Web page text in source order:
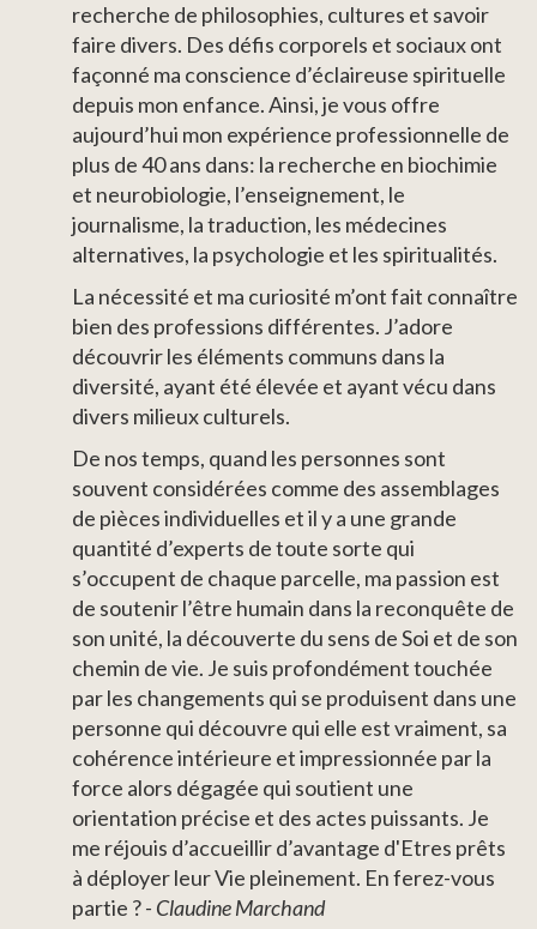
recherche de philosophies, cultures et savoir
faire divers. Des défis corporels et sociaux ont
façonné ma conscience d’éclaireuse spirituelle
depuis mon enfance. Ainsi, je vous offre
aujourd’hui mon expérience professionnelle de
plus de 40 ans dans: la recherche en biochimie
et neurobiologie, l’enseignement, le
journalisme, la traduction, les médecines
alternatives, la psychologie et les spiritualités.
La nécessité et ma curiosité m’ont fait connaître
bien des professions différentes. J’adore
découvrir les éléments communs dans la
diversité, ayant été élevée et ayant vécu dans
divers milieux culturels.
De nos temps, quand les personnes sont
souvent considérées comme des assemblages
de pièces individuelles et il y a une grande
quantité d’experts de toute sorte qui
s’occupent de chaque parcelle, ma passion est
de soutenir l’être humain dans la reconquête de
son unité, la découverte du sens de Soi et de son
chemin de vie. Je suis profondément touchée
par les changements qui se produisent dans une
personne qui découvre qui elle est vraiment, sa
cohérence intérieure et impressionnée par la
force alors dégagée qui soutient une
orientation précise et des actes puissants. Je
me réjouis d’accueillir d’avantage d'Etres prêts
à déployer leur Vie pleinement. En ferez-vous
partie ?- Claudine Marchand